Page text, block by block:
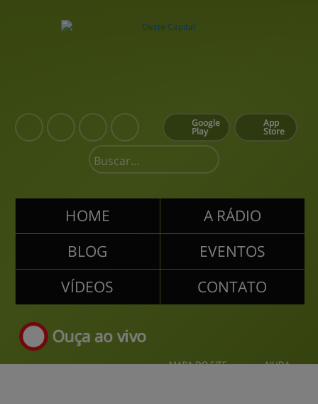
App
Store
Google
Play
HOME
A RÁDIO
BLOG
EVENTOS
VÍDEOS
CONTATO
Ouça ao vivo
MAPA DO SITE AJUDA